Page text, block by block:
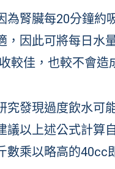
為腎臟每20分鐘約
，因此可將每日水
較佳，也較不會
究發現過度飲水可
議以上述公式計算
數乘以略高的40cc